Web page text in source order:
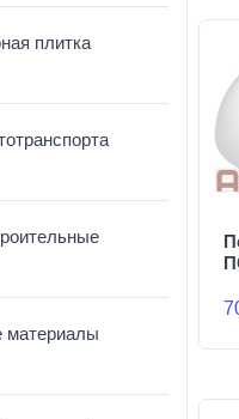
плитка
материалы